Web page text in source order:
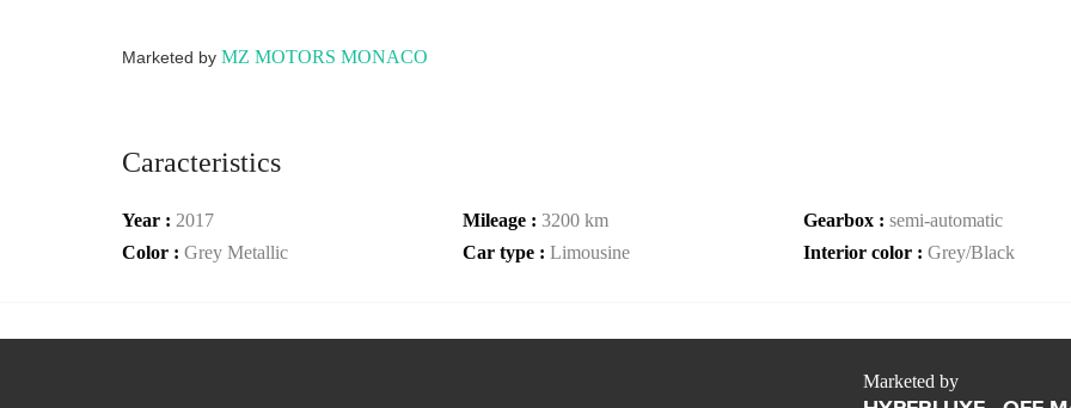
Marketed by MZ MOTORS MONACO
Caracteristics
Year : 2017 Mileage : 3200 km Gearbox : semi-automatic
Color : Grey Metallic Car type : Limousine Interior color : Grey/Black
Marketed by